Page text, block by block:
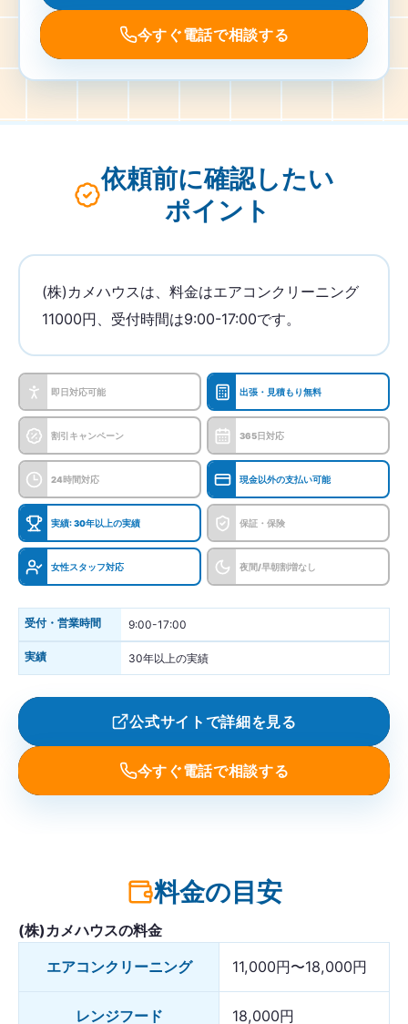
今すぐ電話で相談する
依頼前に確認したい
ポイント
(株)カメハウスは、料金はエアコンクリーニング
11000円、受付時間は9:00-17:00です。
即日対応可能 出張・見積もり無料
割引キャンペーン 365日対応
24時間対応 現金以外の支払い可能
実績: 30年以上の実績 保証・保険
女性スタッフ対応 夜間/早朝割増なし
受付・営業時間 9:00-17:00
実績 30年以上の実績
公式サイトで詳細を見る
今すぐ電話で相談する
料金の目安
(株)カメハウスの料金
エアコンクリーニング
11,000円〜18,000円
レンジフード 18,000円